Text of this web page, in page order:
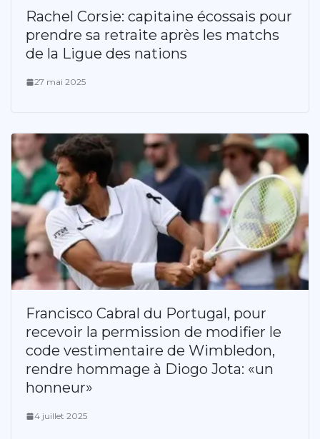
Rachel Corsie: capitaine écossais pour
prendre sa retraite après les matchs
de la Ligue des nations
27 mai 2025
Francisco Cabral du Portugal, pour
recevoir la permission de modifier le
code vestimentaire de Wimbledon,
rendre hommage à Diogo Jota: «un
honneur»
4 juillet 2025